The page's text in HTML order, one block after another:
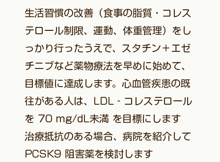
生活習慣の改善（食事の脂質・コレス
テロール制限、運動、体重管理）をし
っかり行ったうえで、スタチン＋エゼ
チニブなど薬物療法を早めに始めて、
目標値に達成します。心血管疾患の既
往がある人は、LDL‐コレステロール
を 70 mg/dL未満 を目標にします
治療抵抗のある場合、病院を紹介して
PCSK9 阻害薬を検討します